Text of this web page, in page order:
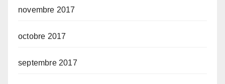
novembre 2017
octobre 2017
septembre 2017